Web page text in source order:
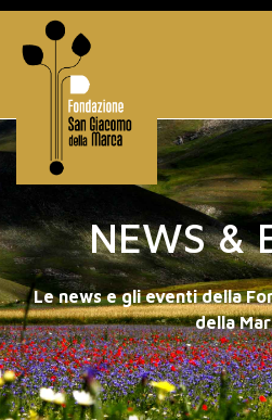
NEWS &
Le news e gli eventi della
della